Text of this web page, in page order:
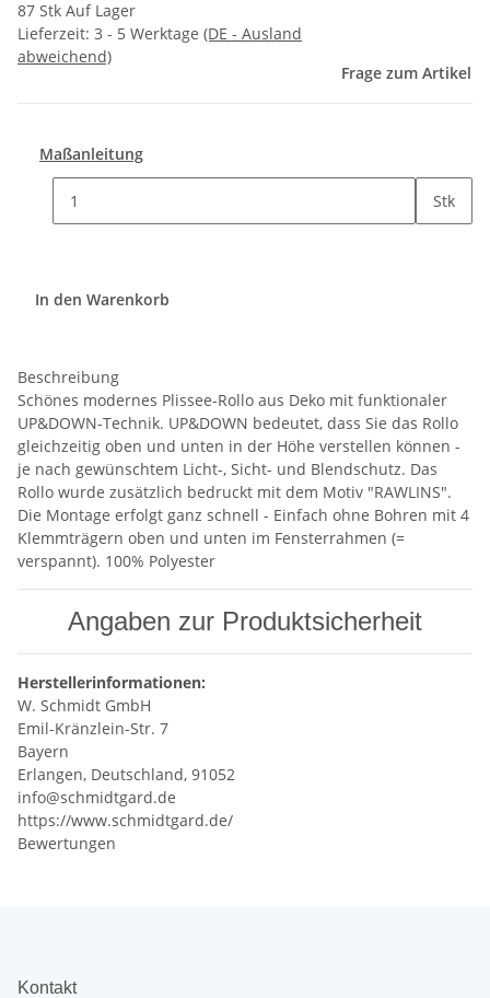
87 Stk Auf Lager
Lieferzeit: 3 - 5 Werktage (DE - Ausland
abweichend)
Frage zum Artikel
Maßanleitung
Stk
In den Warenkorb
Beschreibung
Schönes modernes Plissee-Rollo aus Deko mit funktionaler
UP&DOWN-Technik. UP&DOWN bedeutet, dass Sie das Rollo
gleichzeitig oben und unten in der Höhe verstellen können -
je nach gewünschtem Licht-, Sicht- und Blendschutz. Das
Rollo wurde zusätzlich bedruckt mit dem Motiv "RAWLINS".
Die Montage erfolgt ganz schnell - Einfach ohne Bohren mit 4
Klemmträgern oben und unten im Fensterrahmen (=
verspannt). 100% Polyester
Angaben zur Produktsicherheit
Herstellerinformationen:
W. Schmidt GmbH
Emil-Kränzlein-Str. 7
Bayern
Erlangen, Deutschland, 91052
info@schmidtgard.de
https://www.schmidtgard.de/
Bewertungen
Kontakt